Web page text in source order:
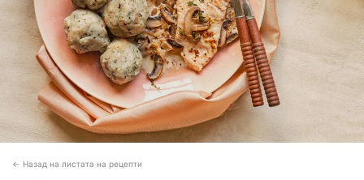
← Назад на листата на рецепти